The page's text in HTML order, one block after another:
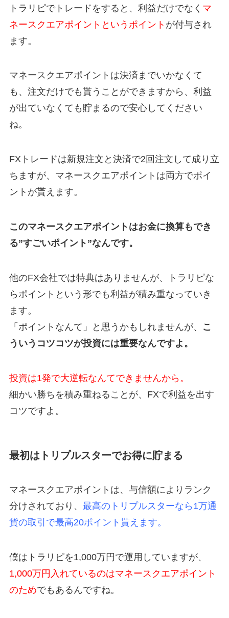
トラリピでトレードをすると、利益だけでなく マ
ネースクエアポイントというポイント が付与され
ます。
マネースクエアポイントは決済までいかなくて
も、注文だけでも貰うことができますから、利益
が出ていなくても貯まるので安心してください
ね。
FXトレードは新規注文と決済で2回注文して成り立
ちますが、マネースクエアポイントは両方でポイ
ントが貰えます。
このマネースクエアポイントはお金に換算もでき
る”すごいポイント”なんです。
他のFX会社では特典はありませんが、トラリピな
らポイントという形でも利益が積み重なっていき
ます。
「ポイントなんて」と思うかもしれませんが、
こ
ういうコツコツが投資には重要なんですよ。
投資は1発で大逆転なんてできませんから。
細かい勝ちを積み重ねることが、FXで利益を出す
コツですよ。
最初はトリプルスターでお得に貯まる
マネースクエアポイントは、与信額によりランク
分けされており、 最高のトリプルスターなら1万通
貨の取引で最高20ポイント貰えます。
僕はトラリピを1,000万円で運用していますが、
1,000万円入れているのはマネースクエアポイント
のためでもあるんですね。